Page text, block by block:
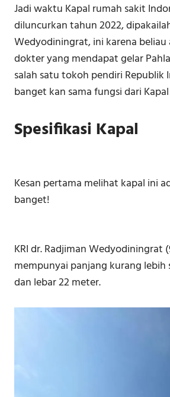
Jadi waktu Kapal rumah sakit
diluncurkan tahun 2022,
Wedyodiningrat, ini karena beliau
dokter yang mendapat gelar
salah satu tokoh pendiri Republik
banget kan sama fungsi dari
Spesifikasi Kapal
Kesan pertama melihat kapal ini
banget!
KRI dr. Radjiman Wedyodiningrat
mempunyai panjang kurang lebih
dan lebar 22 meter.